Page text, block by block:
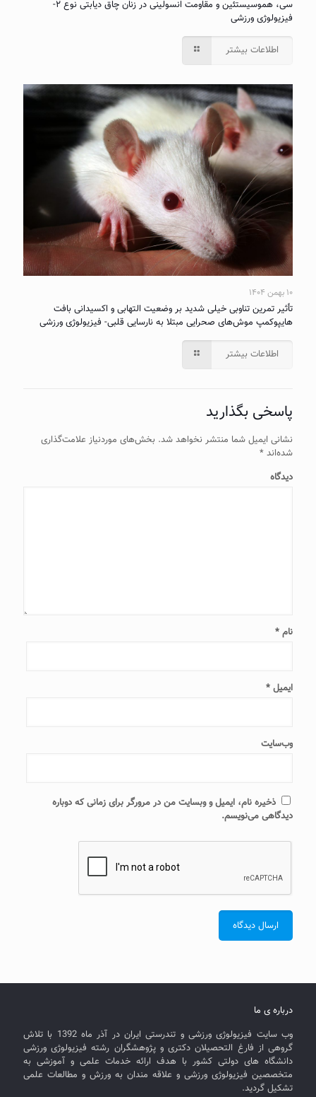
سی، هموسیستئین و مقاومت انسولینی در زنان چاق دیابتی نوع ۲-
فیزیولوژی ورزشی
اطلاعات بیشتر
۱۰ بهمن ۱۴۰۴
تأثیر تمرین تناوبی خیلی شدید بر وضعیت التهابی و اکسیدانی بافت
هایپوکمپ موش‌های صحرایی مبتلا به نارسایی قلبی- فیزیولوژی ورزشی
اطلاعات بیشتر
پاسخی بگذارید
نشانی ایمیل شما منتشر نخواهد شد. بخش‌های موردنیاز علامت‌گذاری
شده‌اند *
دیدگاه
نام *
ایمیل *
وب‌سایت
ذخیره نام، ایمیل و وبسایت من در مرورگر برای زمانی که دوباره
دیدگاهی می‌نویسم.
درباره ی ما
وب سایت فیزیولوژی ورزشی و تندرستی ایران در آذر ماه 1392 با تلاش
گروهی از فارغ التحصیلان دکتری و پژوهشگران رشته فیزیولوژی ورزشی
دانشگاه های دولتی کشور با هدف ارائه خدمات علمی و آموزشی به
متخصصین فیزیولوژی ورزشی و علاقه مندان به ورزش و مطالعات علمی
تشکیل گردید.